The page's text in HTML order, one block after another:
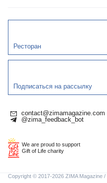
Ресторан
Подписаться на рассылку
contact@zimamagazine.com
@zima_feedback_bot
We are proud to support
Gift of Life charity
Copyright © 2017-2026 ZIMA Magazine